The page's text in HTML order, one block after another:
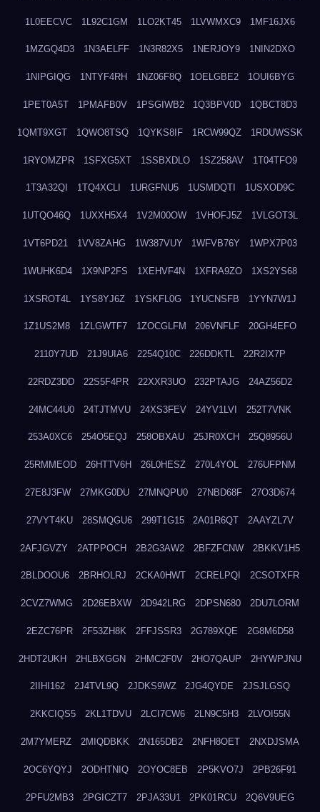
1L0EECVC 1L92C1GM 1LO2KT45 1LVWMXC9 1MF16JX6
1MZGQ4D3 1N3AELFF 1N3R82X5 1NERJOY9 1NIN2DXO
1NIPGIQG 1NTYF4RH 1NZ06F8Q 1OELGBE2 1OUI6BYG
1PET0A5T 1PMAFB0V 1PSGIWB2 1Q3BPV0D 1QBCT8D3
1QMT9XGT 1QWO8TSQ 1QYKS8IF 1RCW99QZ 1RDUWSSK
1RYOMZPR 1SFXG5XT 1SSBXDLO 1SZ258AV 1T04TFO9
1T3A32QI 1TQ4XCLI 1URGFNU5 1USMDQTI 1USXOD9C
1UTQO46Q 1UXXH5X4 1V2M00OW 1VHOFJ5Z 1VLGOT3L
1VT6PD21 1VV8ZAHG 1W387VUY 1WFVB76Y 1WPX7P03
1WUHK6D4 1X9NP2FS 1XEHVF4N 1XFRA9ZO 1XS2YS68
1XSROT4L 1YS8YJ6Z 1YSKFL0G 1YUCNSFB 1YYN7W1J
1Z1US2M8 1ZLGWTF7 1ZOCGLFM 206VNFLF 20GH4EFO
2110Y7UD 21J9UIA6 2254Q10C 226DDKTL 22R2IX7P
22RDZ3DD 22S5F4PR 22XXR3UO 232PTAJG 24AZ56D2
24MC44U0 24TJTMVU 24XS3FEV 24YV1LVI 252T7VNK
253A0XC6 254O5EQJ 258OBXAU 25JR0XCH 25Q8956U
25RMMEOD 26HTTV6H 26L0HESZ 270L4YOL 276UFPNM
27E8J3FW 27MKG0DU 27MNQPU0 27NBD68F 27O3D674
27VYT4KU 28SMQGU6 299T1G15 2A01R6QT 2AAYZL7V
2AFJGVZY 2ATPPOCH 2B2G3AW2 2BFZFCNW 2BKKV1H5
2BLDOOU6 2BRHOLRJ 2CKA0HWT 2CRELPQI 2CSOTXFR
2CVZ7WMG 2D26EBXW 2D942LRG 2DPSN680 2DU7LORM
2EZC76PR 2F53ZH8K 2FFJSSR3 2G789XQE 2G8M6D58
2HDT2UKH 2HLBXGGN 2HMC2F0V 2HO7QAUP 2HYWPJNU
2IIHI162 2J4TVL9Q 2JDKS9WZ 2JG4QYDE 2JSJLGSQ
2KKCIQS5 2KL1TDVU 2LCI7CW6 2LN9C5H3 2LVOI55N
2M7YMERZ 2MIQDBKK 2N165DB2 2NFH8OET 2NXDJSMA
2OC6YQYJ 2ODHTNIQ 2OYOC8EB 2P5KVO7J 2PB26F91
2PFU2MB3 2PGICZT7 2PJA33U1 2PK01RCU 2Q6V9UEG